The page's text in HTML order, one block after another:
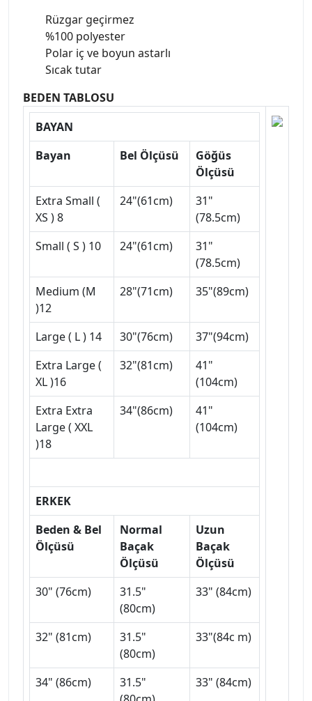
Rüzgar geçirmez
%100 polyester
Polar iç ve boyun astarlı
Sıcak tutar
BEDEN TABLOSU
BAYAN
Bayan
Bel Ölçüsü
Göğüs
Ölçüsü
Extra Small (
XS ) 8
24"(61cm)
31"
(78.5cm)
Small ( S ) 10
24"(61cm)
31"
(78.5cm)
Medium (M
)12
28"(71cm) 35"(89cm)
Large ( L ) 14 30"(76cm)
37"(94cm)
Extra Large (
XL )16
32"(81cm)
41"
(104cm)
Extra Extra
Large ( XXL
)18
34"(86cm)
41"
(104cm)
ERKEK
Beden & Bel
Ölçüsü
Normal
Baçak
Ölçüsü
Uzun
Baçak
Ölçüsü
30" (76cm)
31.5"
(80cm)
33" (84cm)
32" (81cm)
31.5"
(80cm)
33"(84c m)
34" (86cm)
31.5"
33" (84cm)